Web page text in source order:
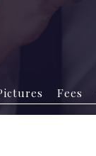
Fees